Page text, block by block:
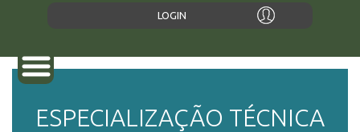
LOGIN
ESPECIALIZAÇÃO TÉCNICA